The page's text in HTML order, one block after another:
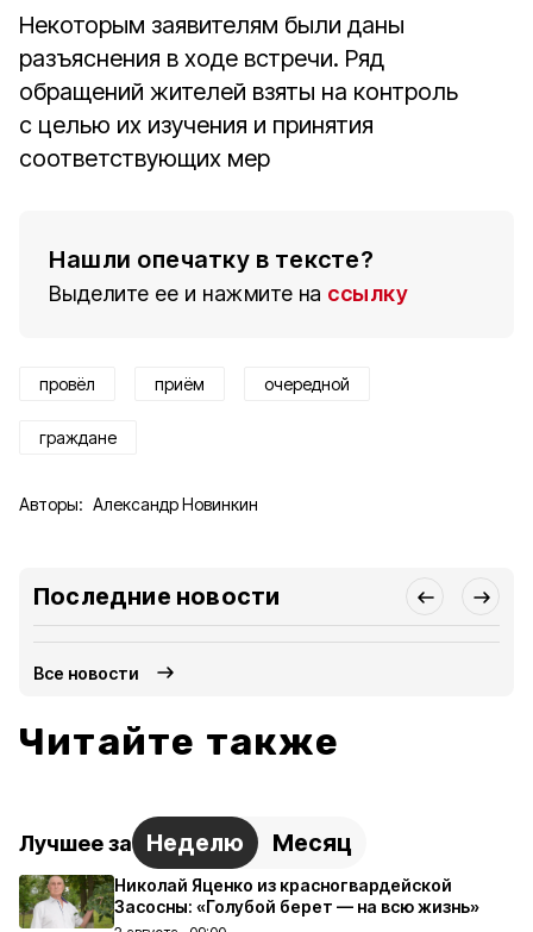
Некоторым заявителям были даны
разъяснения в ходе встречи. Ряд
обращений жителей взяты на контроль
с целью их изучения и принятия
соответствующих мер
Нашли опечатку в тексте?
Выделите ее и нажмите на ссылку
провёл приём очередной
граждане
Авторы: Александр Новинкин
Последние новости
Все новости
Читайте также
Лучшее за Неделю Месяц
Николай Яценко из красногвардейской
Засосны: «Голубой берет — на всю жизнь»